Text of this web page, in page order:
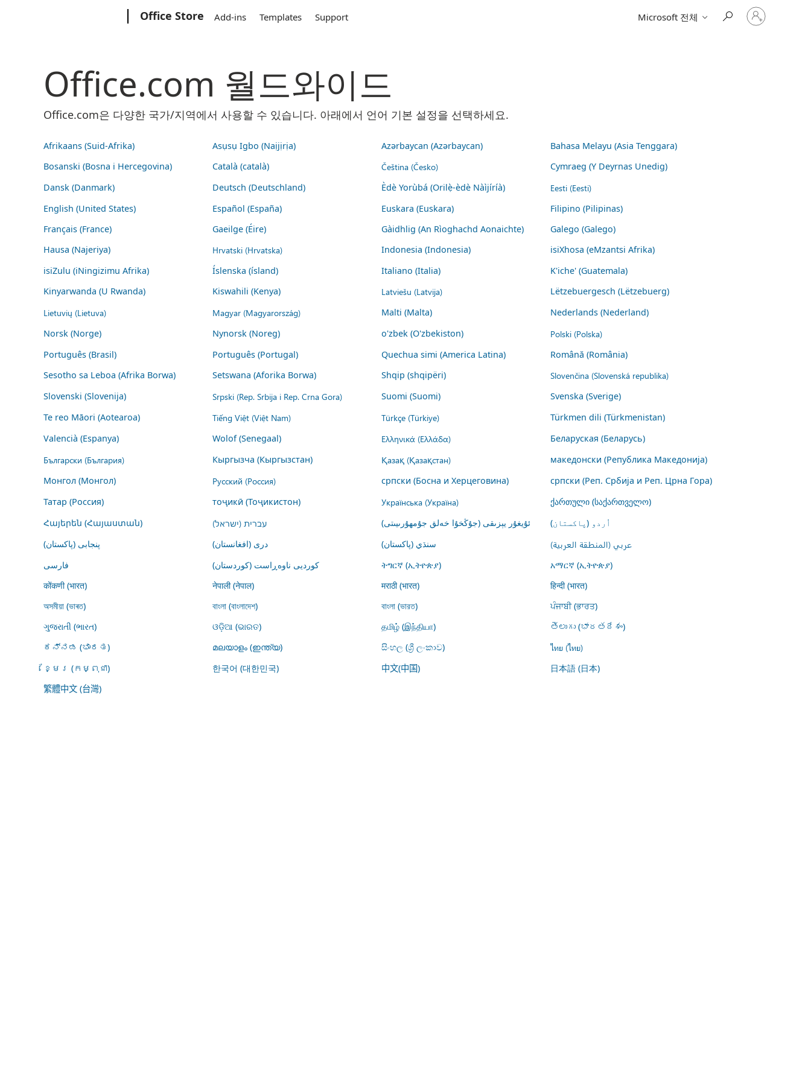
Office Store Add-ins Templates Support Microsoft 전체
귀
하
Office.com 월드와이드
Office.com은 다양한 국가/지역에서 사용할 수 있습니다. 아래에서 언어 기본 설정을 선택하세요.
Afrikaans (Suid-Afrika) Asụsụ Igbo (Naịjịrịa) Azərbaycan (Azərbaycan)
Bahasa Melayu (Asia Tenggara)
Bosanski (Bosna i Hercegovina)
Català (català) Čeština (Česko)
Cymraeg (Y Deyrnas Unedig)
Dansk (Danmark)
Deutsch (Deutschland) Èdè Yorùbá (Orilẹ̀-èdè Nàìjíríà) Eesti (Eesti)
English (United States) Español (España) Euskara (Euskara)
Filipino (Pilipinas)
Français (France)
Gaeilge (Éire) Gàidhlig (An Rìoghachd Aonaichte)
Galego (Galego)
Hausa (Najeriya)
Hrvatski (Hrvatska) Indonesia (Indonesia)
isiXhosa (eMzantsi Afrika)
isiZulu (iNingizimu Afrika)
Íslenska (ísland) Italiano (Italia)
K'iche' (Guatemala)
Kinyarwanda (U Rwanda)
Kiswahili (Kenya) Latviešu (Latvija) Lëtzebuergesch (Lëtzebuerg)
Lietuvių (Lietuva) Magyar (Magyarország) Malti (Malta)
Nederlands (Nederland)
Norsk (Norge)
Nynorsk (Noreg) o'zbek (O'zbekiston) Polski (Polska)
Português (Brasil) Português (Portugal) Quechua simi (America Latina)
Română (România)
Sesotho sa Leboa (Afrika Borwa)
Setswana (Aforika Borwa) Shqip (shqipëri) Slovenčina (Slovenská republika)
Slovenski (Slovenija) Srpski (Rep. Srbija i Rep. Crna Gora) Suomi (Suomi)
Svenska (Sverige)
Te reo Māori (Aotearoa)
Tiếng Việt (Việt Nam) Türkçe (Türkiye)
Türkmen dili (Türkmenistan)
Valencià (Espanya)
Wolof (Senegaal) Ελληνικά (Ελλάδα) Беларуская (Беларусь)
Български (България) Кыргызча (Кыргызстан) Қазақ (Қазақстан)
македонски (Република Македонија)
Монгол (Монгол)
Русский (Россия) српски (Босна и Херцеговина)
српски (Реп. Србија и Реп. Црна Гора)
Татар (Россия)
тоҷикӣ (Тоҷикистон) Українська (Україна)
ქართული (საქართველო)
Հայերեն (Հայաստան)
עברית (ישראל) ئۇيغۇر يېزىقى (جۇڭخۇا خەلق جۇمھۇرىيىتى)
اُردو (پاکستان)
پنجابی (پاکستان)
درى (افغانستان) سنڌي (پاکستان) عربي (المنطقة العربية)
فارسى کوردیی ناوەڕاست (کوردستان) ትግርኛ (ኢትዮጵያ)
አማርኛ (ኢትዮጵያ)
कोंकणी (भारत)
नेपाली (नेपाल) मराठी (भारत)
हिन्दी (भारत)
অসমীয়া (ভাৰত)
বাংলা (বাংলাদেশ) বাংলা (ভারত)
ਪੰਜਾਬੀ (ਭਾਰਤ)
ગુજરાતી (ભારત)
ଓଡ଼ିଆ (ଭାରତ) தமிழ் (இந்தியா)
తెలుగు (భారతదేశం)
ಕನ್ನಡ (ಭಾರತ)
മലയാളം (ഇന്ത്യ) සිංහල (ශ්‍රී ලංකාව) ไทย (ไทย)
ខ្មែរ (កម្ពុជា) 한국어 (대한민국) 中文(中国)
日本語 (日本)
繁體中文 (台灣)